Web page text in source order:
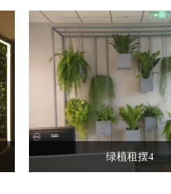
绿植租摆4